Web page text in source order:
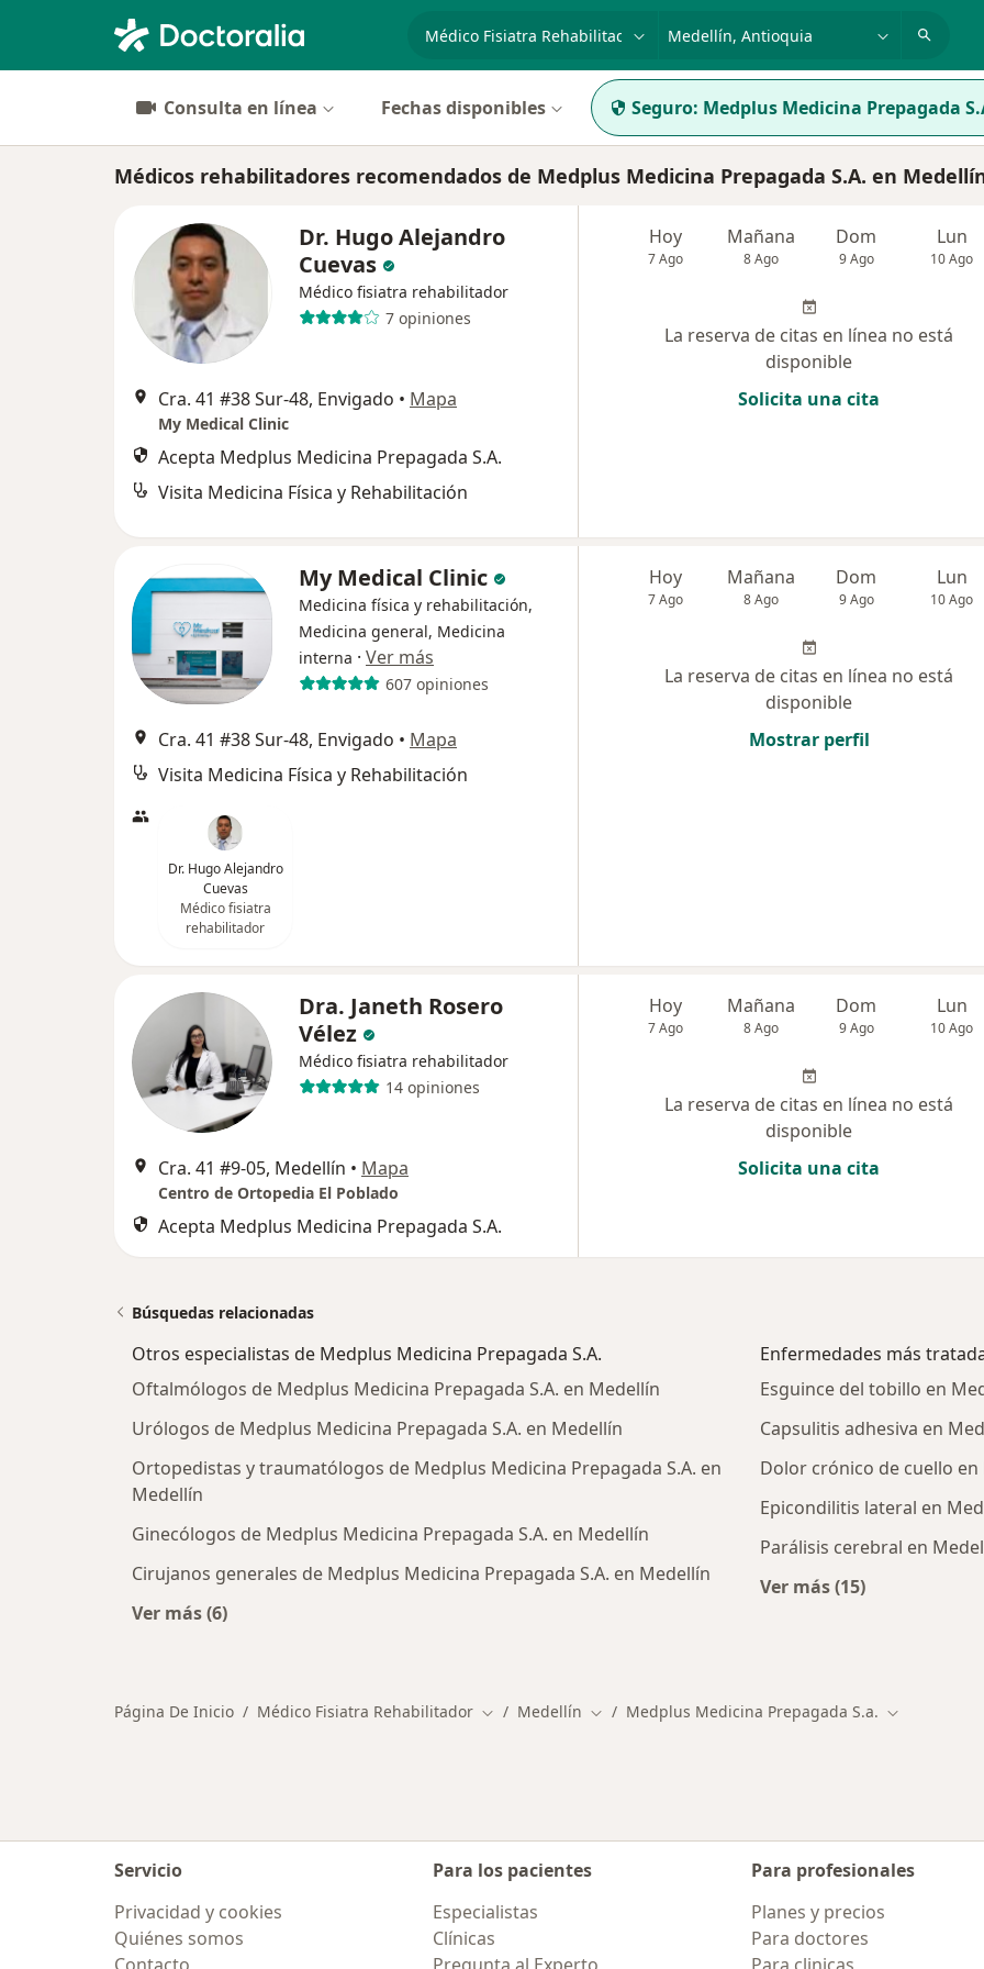
especialidad, enfermedad o nombrep. ej. Bogotá
Consulta en línea Fechas disponibles Seguro: Medplus Medicina Prepagada
Médicos rehabilitadores recomendados de Medplus Medicina Prepagada S.A. en
Dr. Hugo Alejandro
Cuevas
Médico fisiatra rehabilitador
7 opiniones
Cra. 41 #38 Sur-48, Envigado • Mapa
My Medical Clinic
Acepta Medplus Medicina Prepagada S.A.
Visita Medicina Física y Rehabilitación
Hoy
7 Ago
Mañana
8 Ago
Dom
9 Ago
Lun
10 Ago
La reserva de citas en línea no está
disponible
Solicita una cita
My Medical Clinic
Medicina física y rehabilitación,
Medicina general, Medicina
interna · Ver más
607 opiniones
Cra. 41 #38 Sur-48, Envigado • Mapa
Visita Medicina Física y Rehabilitación
Dr. Hugo Alejandro
Cuevas
Médico fisiatra
rehabilitador
Hoy
7 Ago
Mañana
8 Ago
Dom
9 Ago
Lun
10 Ago
La reserva de citas en línea no está
disponible
Mostrar perfil
Dra. Janeth Rosero
Vélez
Médico fisiatra rehabilitador
14 opiniones
Cra. 41 #9-05, Medellín • Mapa
Centro de Ortopedia El Poblado
Acepta Medplus Medicina Prepagada S.A.
Hoy
7 Ago
Mañana
8 Ago
Dom
9 Ago
Lun
10 Ago
La reserva de citas en línea no está
disponible
Solicita una cita
Búsquedas relacionadas
Otros especialistas de Medplus Medicina Prepagada S.A.
Oftalmólogos de Medplus Medicina Prepagada S.A. en Medellín
Urólogos de Medplus Medicina Prepagada S.A. en Medellín
Ortopedistas y traumatólogos de Medplus Medicina Prepagada S.A. en
Medellín
Ginecólogos de Medplus Medicina Prepagada S.A. en Medellín
Cirujanos generales de Medplus Medicina Prepagada S.A. en Medellín
Ver más (6)
Enfermedades más
Esguince del tobillo en
Capsulitis adhesiva en
Dolor crónico de cuello en
Epicondilitis lateral en
Parálisis cerebral en
Ver más (15)
Página De Inicio Médico Fisiatra Rehabilitador Cambiar de ciudad
Medellín Cambiar de ciudad
Medplus Medicina Prepagada S.a. Cambiar de
Servicio
Privacidad y cookies
Quiénes somos
Para los pacientes
Especialistas
Clínicas
Para profesionales
Planes y precios
Para doctores